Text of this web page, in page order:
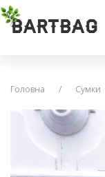
BARTBAG
Головна Сумки